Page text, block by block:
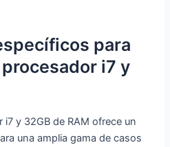
para
i7 y
y 32GB de RAM ofrece un
una amplia gama de casos